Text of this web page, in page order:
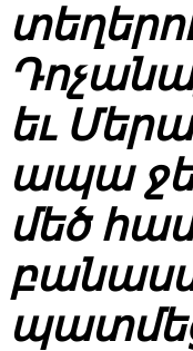
եւ
ապա
մեծ